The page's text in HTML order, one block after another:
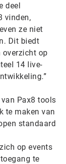
deel
vinden,
ze niet
Dit biedt
overzicht op
14 live-
van Pax8 tools
te maken van
standaard
op events
te